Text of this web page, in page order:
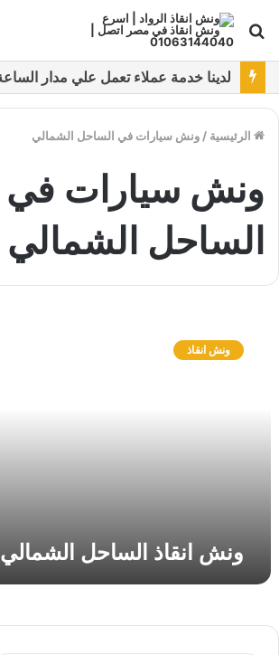
بحث
عن
الرئيسية / ونش سيارات في الساحل الشمالي
ونش سيارات في
الساحل الشمالي
ل
ش
ونش انقاذ
ونش انقاذ الساحل الشمالي